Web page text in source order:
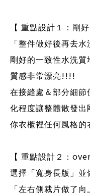
【 重點設計１：剛
「整件做好後再去
剛好的一致性水洗質
質感非常漂亮!!!!
在接縫處＆部分細節
化程度讓整體散發出
你衣櫃裡任何風格的
【 重點設計２：
選擇「寬身長版」並
「左右側裁片做了